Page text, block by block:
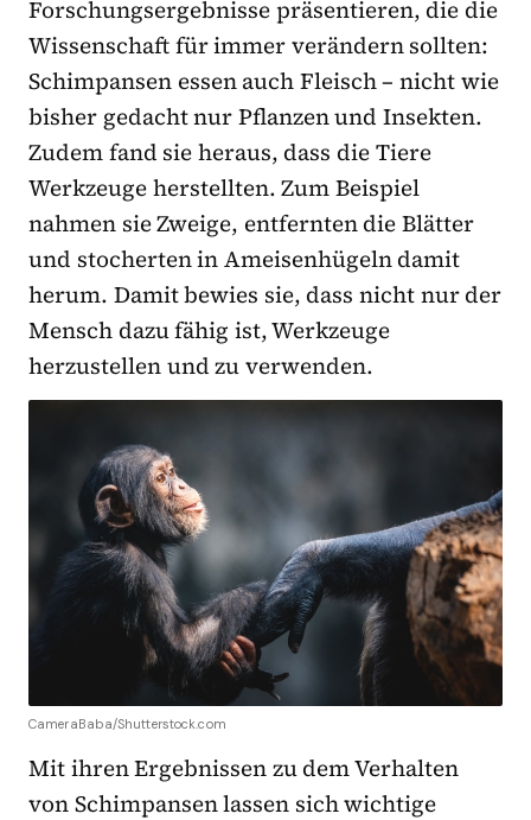
Forschungsergebnisse präsentieren, die die
Wissenschaft für immer verändern sollten:
Schimpansen essen auch Fleisch – nicht wie
bisher gedacht nur Pflanzen und Insekten.
Zudem fand sie heraus, dass die Tiere
Werkzeuge herstellten. Zum Beispiel
nahmen sie Zweige, entfernten die Blätter
und stocherten in Ameisenhügeln damit
herum. Damit bewies sie, dass nicht nur der
Mensch dazu fähig ist, Werkzeuge
herzustellen und zu verwenden.
CameraBaba/Shutterstock.com
Mit ihren Ergebnissen zu dem Verhalten
von Schimpansen lassen sich wichtige